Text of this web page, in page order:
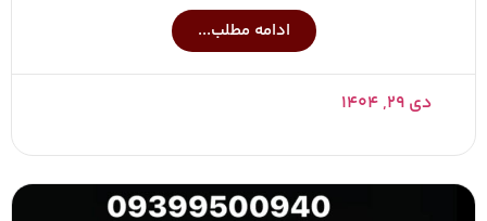
ادامه مطلب...
دی ۲۹, ۱۴۰۴